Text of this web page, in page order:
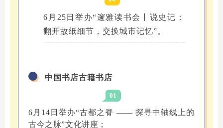
6月25日举办“邃雅读书会丨说史记：
翻开故纸细节，交换城市记忆”。
中国书店古籍书店
01
6月14日举办“古都之脊 —— 探寻中轴线上的
古今之脉”文化讲座；